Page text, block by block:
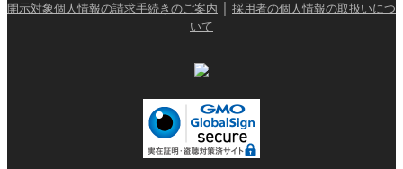
開示対象個人情報の請求手続きのご案内
採用者の個人情報の取扱いにつ
いて